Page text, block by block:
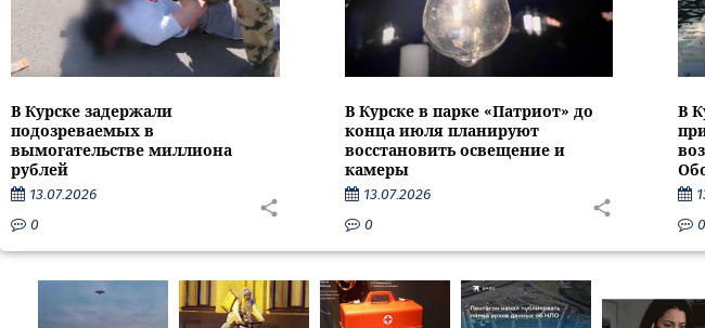
В Курске задержали
подозреваемых в
вымогательстве миллиона
рублей
13.07.2026
0
В Курске в парке «Патриот» до
конца июля планируют
восстановить освещение и
камеры
13.07.2026
0
В
0